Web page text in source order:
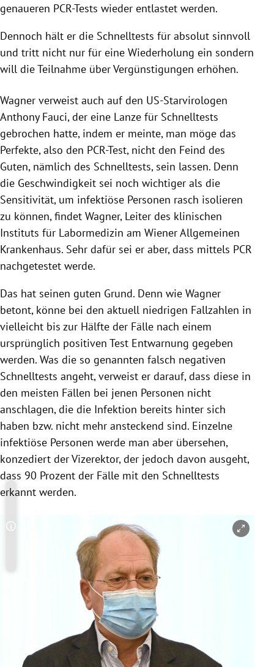
genaueren PCR-Tests wieder entlastet werden.
Dennoch hält er die Schnelltests für absolut sinnvoll
und tritt nicht nur für eine Wiederholung ein sondern
will die Teilnahme über Vergünstigungen erhöhen.
Wagner verweist auch auf den US-Starvirologen
Anthony Fauci, der eine Lanze für Schnelltests
gebrochen hatte, indem er meinte, man möge das
Perfekte, also den PCR-Test, nicht den Feind des
Guten, nämlich des Schnelltests, sein lassen. Denn
die Geschwindigkeit sei noch wichtiger als die
Sensitivität, um infektiöse Personen rasch isolieren
zu können, findet Wagner, Leiter des klinischen
Instituts für Labormedizin am Wiener Allgemeinen
Krankenhaus. Sehr dafür sei er aber, dass mittels PCR
nachgetestet werde.
Das hat seinen guten Grund. Denn wie Wagner
betont, könne bei den aktuell niedrigen Fallzahlen in
vielleicht bis zur Hälfte der Fälle nach einem
ursprünglich positiven Test Entwarnung gegeben
werden. Was die so genannten falsch negativen
Schnelltests angeht, verweist er darauf, dass diese in
den meisten Fällen bei jenen Personen nicht
anschlagen, die die Infektion bereits hinter sich
haben bzw. nicht mehr ansteckend sind. Einzelne
infektiöse Personen werde man aber übersehen,
konzediert der Vizerektor, der jedoch davon ausgeht,
dass 90 Prozent der Fälle mit den Schnelltests
erkannt werden.
Copyright-Hinweis öffnen/schließen